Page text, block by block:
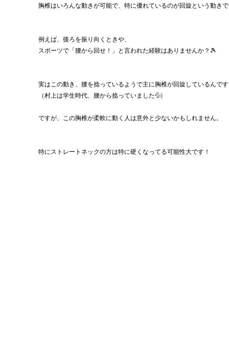
胸椎はいろんな動きが可能で、特に優れているのが回旋という動き
例えば、後ろを振り向くときや、
スポーツで「腰から回せ！」と言われた経験はありませんか？🎾
実はこの動き、腰を捻っているようで主に胸椎が回旋しているんで
（村上は学生時代、腰から捻っていました💦)
ですが、この胸椎が柔軟に動く人は意外と少ないかもしれません。
特にストレートネックの方は特に硬くなってる可能性大です！